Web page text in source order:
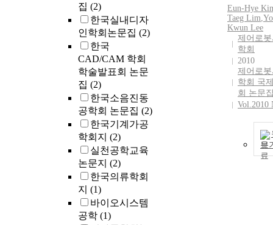
집 (2)
한국실내디자
인학회논문집 (2)
한국
CAD/CAM 학회
학술발표회 논문
집 (2)
한국소음진동
공학회 논문집 (2)
한국기계가공
학회지 (2)
실천공학교육
논문지 (2)
한국의류학회
지 (1)
바이오시스템
공학 (1)
phalanges of
finger are
gradually in
whole
from a
opened hand
closed hand
human hand
four fingers
a thumb.
has 2-DOF
proximal
Eun-Hye
Taeg Lim,
Kwun Lee
제어로
학회
2010
제어로
학회 국
회 논문
Vol.2010
보